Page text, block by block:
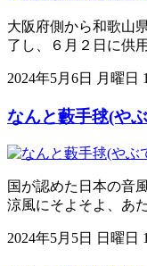
大阪府側から和歌山
了し、６月２日に供
2024年5月6日 月曜日
なんと藪手毬(や
国が認めた日本の音
涼風にそよそよ、あ
2024年5月5日 日曜日